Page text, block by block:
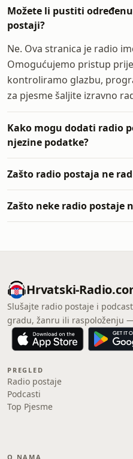
Možete li pustiti
postaji?
Ne. Ova stranica je radio
Omogućujemo pristup
kontroliramo glazbu,
za pjesme šaljite izravno
Kako mogu dodati radio
njezine podatke?
Zašto radio postaja ne
Zašto neke radio postaje
Hrvatski-
Slušajte radio postaje i
gradu, žanru ili raspoloženju
PREGLED
Radio postaje
Podcasti
Top Pjesme
O NAMA